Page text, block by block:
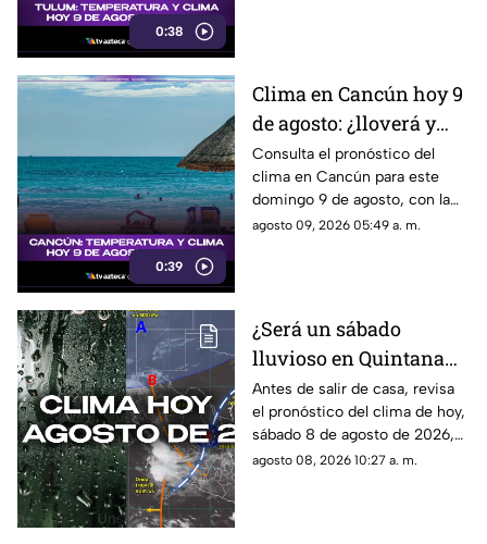
0:38
0:39
Clima en Cancún hoy 9
de agosto: ¿lloverá y
qué temperatura se
espera este domingo?
Consulta el pronóstico del
clima en Cancún para este
domingo 9 de agosto, con la
temperatura y las condiciones
agosto 09, 2026 05:49 a. m.
¿Será un sábado
lluvioso en Quintana
Roo? Pronóstico del
clima HOY, sábado 8 de
agosto de 2026, en
Cancún y el resto del
Antes de salir de casa, revisa
el pronóstico del clima de hoy,
sábado 8 de agosto de 2026,
en Cancún y el resto de
agosto 08, 2026 10:27 a. m.